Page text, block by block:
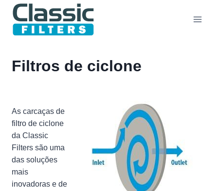
Pular
para
Filtros de ciclone
As carcaças de
filtro de ciclone
da Classic
Filters são uma
das soluções
mais
inovadoras e de